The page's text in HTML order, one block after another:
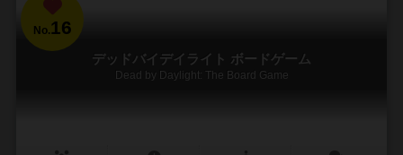
No. 16
デッドバイデイライト ボードゲーム
Dead by Daylight: The Board Game